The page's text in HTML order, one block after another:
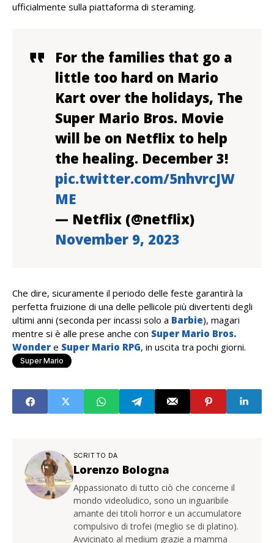
ufficialmente sulla piattaforma di steraming.
For the families that go a
little too hard on Mario
Kart over the holidays, The
Super Mario Bros. Movie
will be on Netflix to help
the healing. December 3!
pic.twitter.com/5nhvrcJW
ME
— Netflix (@netflix)
November 9, 2023
Che dire, sicuramente il periodo delle feste garantirà la
perfetta fruizione di una delle pellicole più divertenti degli
ultimi anni (seconda per incassi solo a Barbie), magari
mentre si è alle prese anche con Super Mario Bros.
Wonder e Super Mario RPG, in uscita tra pochi giorni.
Super Mario
SCRITTO DA
Lorenzo Bologna
Appassionato di tutto ciò che concerne il
mondo videoludico, sono un inguaribile
amante dei titoli horror e un accumulatore
compulsivo di trofei (meglio se di platino).
Avvicinato al medium grazie a mamma